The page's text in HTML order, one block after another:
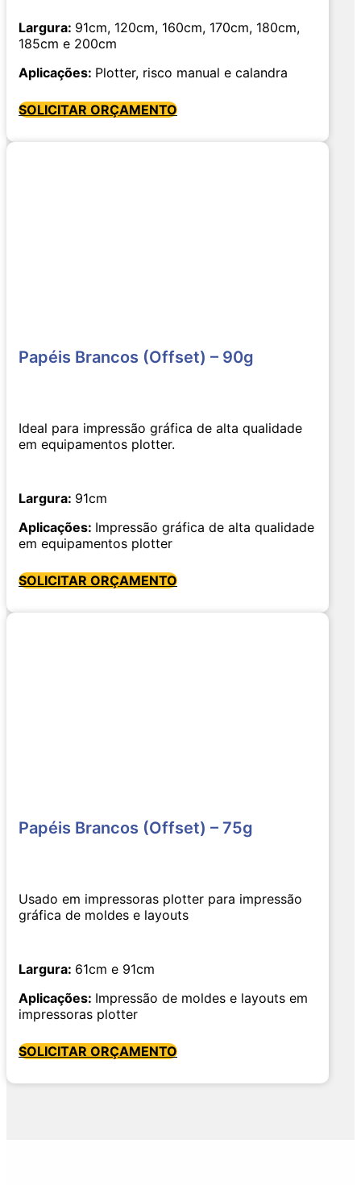
Largura: 91cm, 120cm, 160cm, 170cm, 180cm,
185cm e 200cm
Aplicações: Plotter, risco manual e calandra
SOLICITAR ORÇAMENTO
Papéis Brancos (Offset) – 90g
Ideal para impressão gráfica de alta qualidade
em equipamentos plotter.
Largura: 91cm
Aplicações: Impressão gráfica de alta qualidade
em equipamentos plotter
SOLICITAR ORÇAMENTO
Papéis Brancos (Offset) – 75g
Usado em impressoras plotter para impressão
gráfica de moldes e layouts
Largura: 61cm e 91cm
Aplicações: Impressão de moldes e layouts em
impressoras plotter
SOLICITAR ORÇAMENTO